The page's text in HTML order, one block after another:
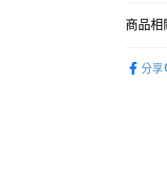
運送方
商品相
分享